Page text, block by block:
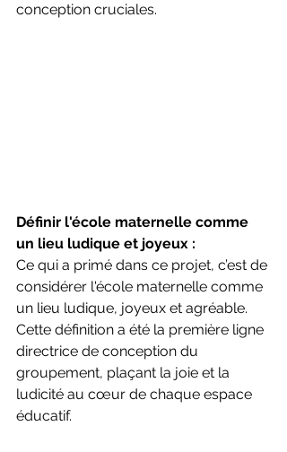
conception cruciales.
Définir l'école maternelle comme
un lieu ludique et joyeux :
Ce qui a primé dans ce projet, c’est de
considérer l'école maternelle comme
un lieu ludique, joyeux et agréable.
Cette définition a été la première ligne
directrice de conception du
groupement, plaçant la joie et la
ludicité au cœur de chaque espace
éducatif.